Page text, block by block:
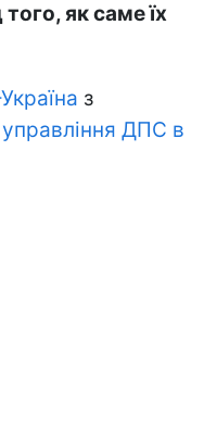
як саме їх
з
ДПС в